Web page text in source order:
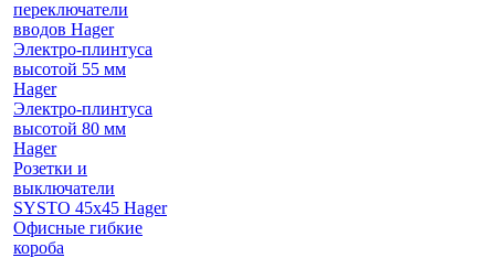
переключатели
вводов Hager
Электро-плинтуса
высотой 55 мм
Hager
Электро-плинтуса
высотой 80 мм
Hager
Розетки и
выключатели
SYSTO 45х45 Hager
Офисные гибкие
короба